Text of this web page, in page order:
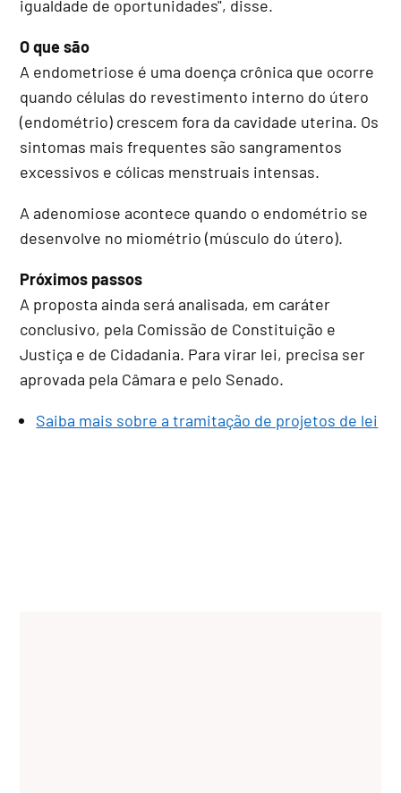
igualdade de oportunidades", disse.
O que são
A endometriose é uma doença crônica que ocorre
quando células do revestimento interno do útero
(endométrio) crescem fora da cavidade uterina. Os
sintomas mais frequentes são sangramentos
excessivos e cólicas menstruais intensas.
A adenomiose acontece quando o endométrio se
desenvolve no miométrio (músculo do útero).
Próximos passos
A proposta ainda será analisada, em caráter
conclusivo, pela Comissão de Constituição e
Justiça e de Cidadania. Para virar lei, precisa ser
aprovada pela Câmara e pelo Senado.
Saiba mais sobre a tramitação de projetos de lei